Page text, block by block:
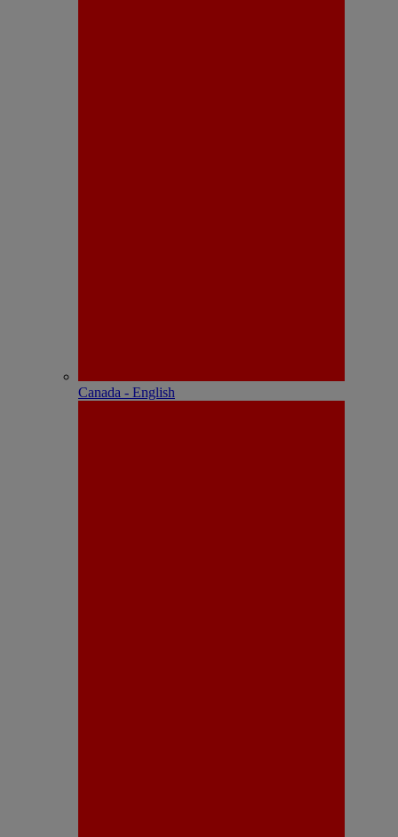
Canada - English